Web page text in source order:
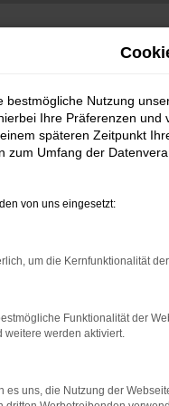
bestimmter
beheben.
auf dem
bestmögliche Nutzung
Ihre Präferenzen
späteren Zeitpunkt
zum Umfang der
von uns eingesetzt:
um die Kernfunktionalität
Funktionalität der
weitere werden aktiviert.
es uns, die Nutzung der